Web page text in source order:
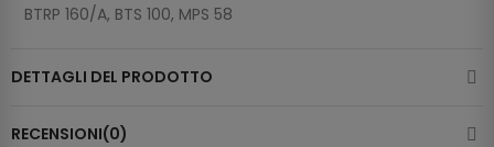
BTRP 160/A, BTS 100, MPS 58
DETTAGLI DEL PRODOTTO
RECENSIONI(0)